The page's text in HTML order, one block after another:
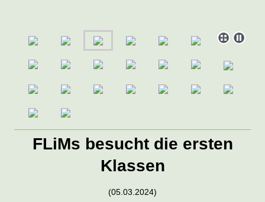
FLiMs besucht die ersten
Klassen
(05.03.2024)